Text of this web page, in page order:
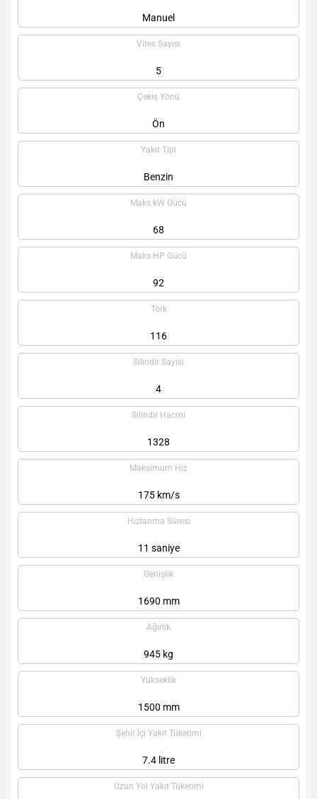
Manuel
Vites Sayısı
5
Çekiş Yönü
Ön
Yakıt Tipi
Benzin
Maks kW Gücü
68
Maks HP Gücü
92
Tork
116
Silindir Sayısı
4
Silindir Hacmi
1328
Maksimum Hız
175 km/s
Hızlanma Süresi
11 saniye
Genişlik
1690 mm
Ağırlık
945 kg
Yükseklik
1500 mm
Şehir İçi Yakıt Tüketimi
7.4 litre
Uzun Yol Yakıt Tüketimi